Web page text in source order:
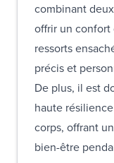
combinant
offrir un
ressorts
précis et
De plus, il est
haute
corps, offrant
bien-être